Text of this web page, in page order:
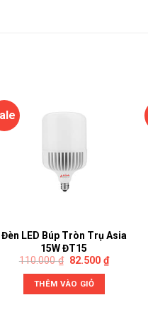
Đèn LED Búp Tròn Trụ Asia
15W ĐT15
110.000₫ 82.500₫
THÊM VÀO GIỎ